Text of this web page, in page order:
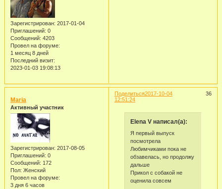
Зарегистрирован: 2017-01-04
Приглашений: 0
Сообщений: 4203
Провел на форуме:
1 месяц 8 дней
Последний визит:
2023-01-03 19:08:13
Поделиться 36
2017-10-04
12:51:24
Maria
Активный участник
Зарегистрирован: 2017-08-05
Приглашений: 0
Сообщений: 172
Пол: Женский
Провел на форуме:
3 дня 6 часов
Elena V написал(а):
Я первый выпуск
посмотрела
Любимчиками пока не
обзавелась, но продолжу
дальше
Прикол с собакой не
оценила совсем